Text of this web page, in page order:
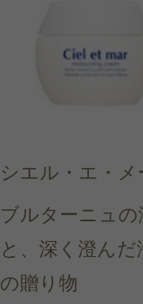
シエル・エ・メ
ブルターニュの
と、深く澄んだ
の贈り物